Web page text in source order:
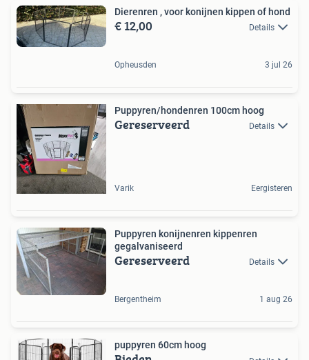
Dierenren , voor konijnen kippen of hond
€ 12,00 Details
Opheusden 3 jul 26
Puppyren/hondenren 100cm hoog
Gereserveerd Details
Varik Eergisteren
Puppyren konijnenren kippenren
gegalvaniseerd
Gereserveerd Details
Bergentheim 1 aug 26
puppyren 60cm hoog